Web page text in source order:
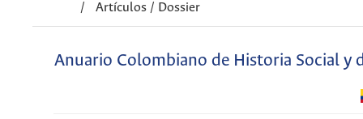
/
Artículos / Dossier
Anuario Colombiano de Historia Social y